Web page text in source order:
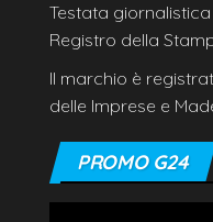
Testata
Registro della
Il marchio è
delle Imprese e
PROMO G24